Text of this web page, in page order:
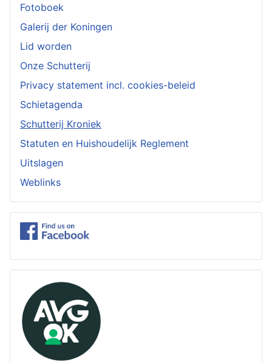
Fotoboek
Galerij der Koningen
Lid worden
Onze Schutterij
Privacy statement incl. cookies-beleid
Schietagenda
Schutterij Kroniek
Statuten en Huishoudelijk Reglement
Uitslagen
Weblinks